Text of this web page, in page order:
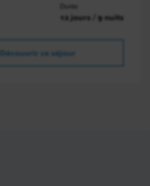
Durée
12 jours / 9 nuits
Découvrir ce séjour